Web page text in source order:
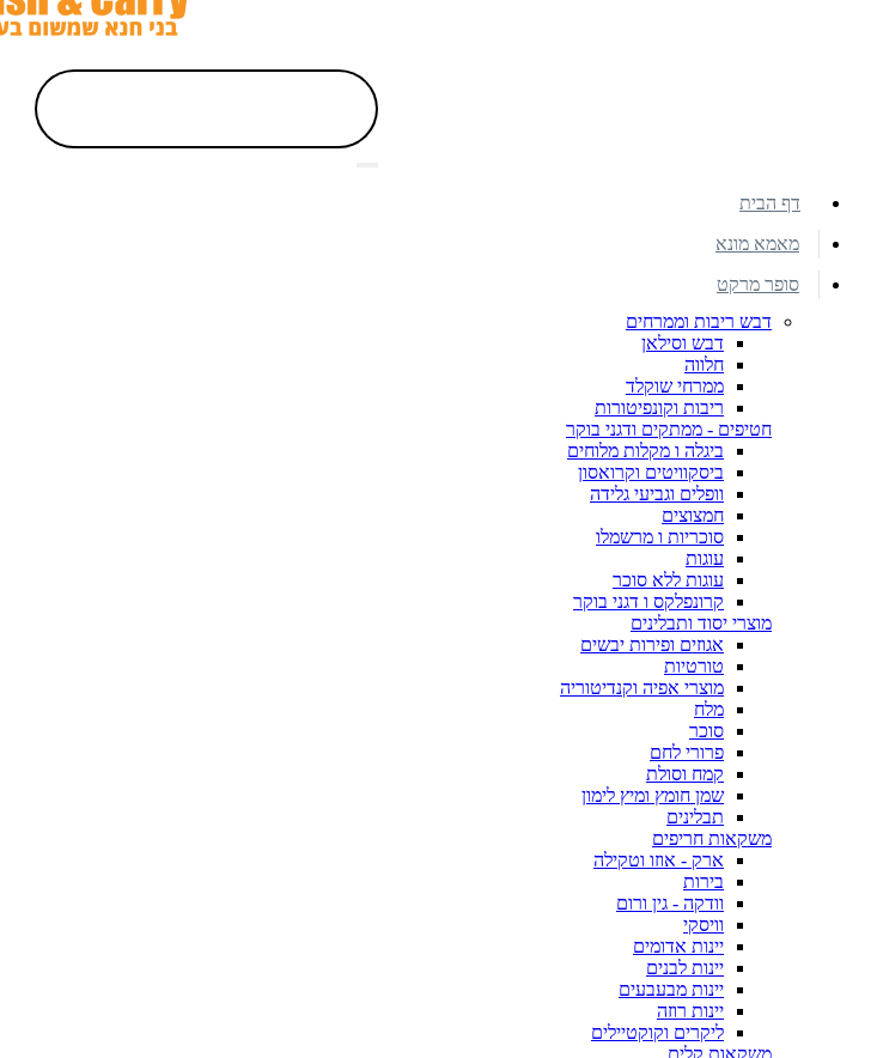
דף הבית
מאמא מונא
סופר מרקט
דבש ריבות וממרחים
דבש וסילאן
חלווה
ממרחי שוקלד
ריבות וקונפיטורות
חטיפים - ממתקים ודגני בוקר
ביגלה ו מקלות מלוחים
ביסקוויטים וקרואסון
וופלים וגביעי גלידה
חמצוצים
סוכריות ו מרשמלו
עוגות
עוגות ללא סוכר
קרונפלקס ו דגני בוקר
מוצרי יסוד ותבלינים
אגוזים ופירות יבשים
טורטיות
מוצרי אפיה וקנדיטוריה
מלח
סוכר
פרורי לחם
קמח וסולת
שמן חומץ ומיץ לימון
תבלינים
משקאות חריפים
ארק - אוזו וטקילה
בירות
וודקה - גין ורום
וויסקי
יינות אדומים
יינות לבנים
יינות מבעבעים
יינות רוזה
ליקרים וקוקטיילים
משקאות קלים